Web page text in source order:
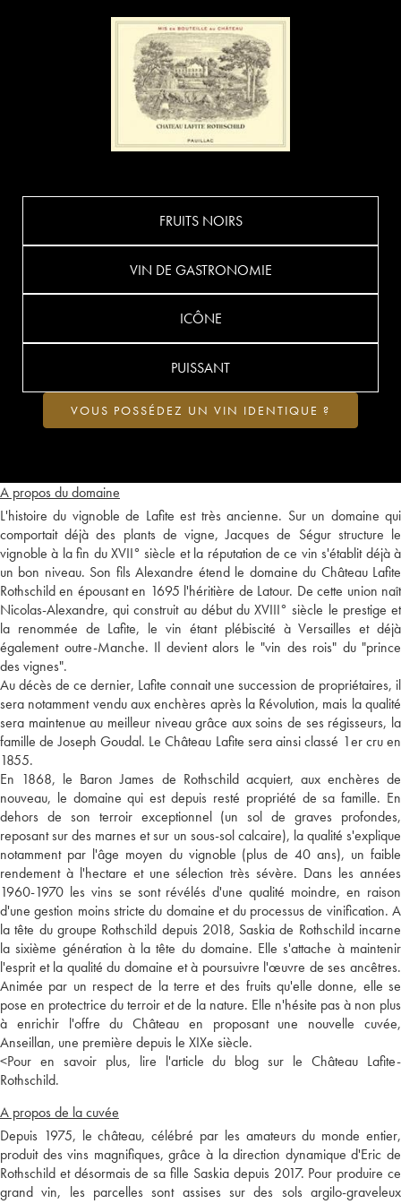
A propos du domaine
L'histoire du vignoble de Lafite est très ancienne. Sur un domaine qui
comportait déjà des plants de vigne, Jacques de Ségur structure le
vignoble à la fin du XVII° siècle et la réputation de ce vin s'établit déjà à
un bon niveau. Son fils Alexandre étend le domaine du Château Lafite
Rothschild en épousant en 1695 l'héritière de Latour. De cette union naît
Nicolas-Alexandre, qui construit au début du XVIII° siècle le prestige et
la renommée de Lafite, le vin étant plébiscité à Versailles et déjà
également outre-Manche. Il devient alors le "vin des rois" du "prince
des vignes".
Au décès de ce dernier, Lafite connait une succession de propriétaires, il
sera notamment vendu aux enchères après la Révolution, mais la qualité
sera maintenue au meilleur niveau grâce aux soins de ses régisseurs, la
famille de Joseph Goudal. Le Château Lafite sera ainsi classé 1er cru en
1855.
En 1868, le Baron James de Rothschild acquiert, aux enchères de
nouveau, le domaine qui est depuis resté propriété de sa famille. En
dehors de son terroir exceptionnel (un sol de graves profondes,
reposant sur des marnes et sur un sous-sol calcaire), la qualité s'explique
notamment par l'âge moyen du vignoble (plus de 40 ans), un faible
rendement à l'hectare et une sélection très sévère. Dans les années
1960-1970 les vins se sont révélés d'une qualité moindre, en raison
d'une gestion moins stricte du domaine et du processus de vinification. A
la tête du groupe Rothschild depuis 2018, Saskia de Rothschild incarne
la sixième génération à la tête du domaine. Elle s'attache à maintenir
l'esprit et la qualité du domaine et à poursuivre l'œuvre de ses ancêtres.
Animée par un respect de la terre et des fruits qu'elle donne, elle se
pose en protectrice du terroir et de la nature. Elle n'hésite pas à non plus
à enrichir l'offre du Château en proposant une nouvelle cuvée,
Anseillan, une première depuis le XIXe siècle.
<Pour en savoir plus, lire l'article du blog sur le Château Lafite-
Rothschild.
A propos de la cuvée
Depuis 1975, le château, célébré par les amateurs du monde entier,
produit des vins magnifiques, grâce à la direction dynamique d'Eric de
Rothschild et désormais de sa fille Saskia depuis 2017. Pour produire ce
grand vin, les parcelles sont assises sur des sols argilo-graveleux
FRUITS NOIRS
VIN DE GASTRONOMIE
ICÔNE
PUISSANT
VOUS POSSÉDEZ UN VIN IDENTIQUE ?